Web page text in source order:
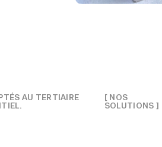
AU TERTIAIRE [ NOS
SOLUTIONS ]